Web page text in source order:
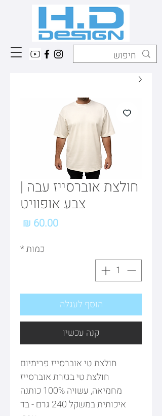
חולצת אוברסייז עבה |
צבע אופוויט
כמות*
הוסף לעגלה
קנה עכשיו
חולצת טי אוברסייז פרימיום
חולצת טי בגזרת אוברסייז
מחמיאה, עשויה 100% כותנה
איכותית במשקל 240 גרם - בד